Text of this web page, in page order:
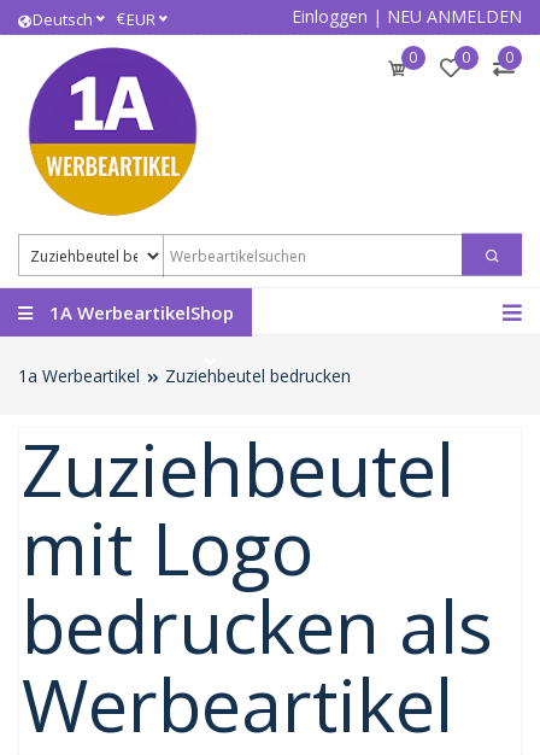
Deutsch €EUR Einloggen | NEU ANMELDEN
0 0 0
1A WerbeartikelShop
1a Werbeartikel Zuziehbeutel bedrucken
Zuziehbeutel
mit Logo
bedrucken als
Werbeartikel